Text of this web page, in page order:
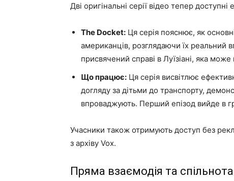
Дві оригінальні серії відео тепер
The Docket: Ця серія пояснює, як
американців, розглядаючи їх реальний
присвячений справі в Луїзіані, яка
Що працює: Ця серія висвітлює
догляду за дітьми до транспорту,
впроваджують. Перший епізод вийде в
Учасники також отримують доступ без
з архіву Vox.
Пряма взаємодія та спільнота